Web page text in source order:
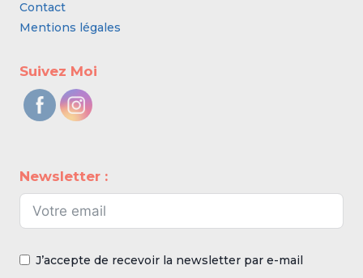
Contact
Mentions légales
Suivez Moi
Newsletter :
J’accepte de recevoir la newsletter par e-mail